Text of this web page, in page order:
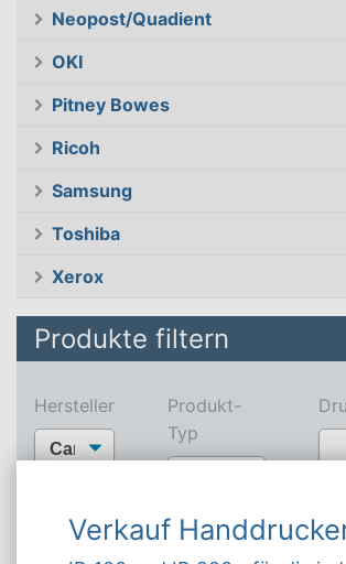
Neopost/Quadient
OKI
Pitney Bowes
Ricoh
Samsung
Toshiba
Xerox
Produkte filtern
Hersteller
Produkt-
Typ
FILTERN FILTER ZURÜCKSETZEN
Verkauf